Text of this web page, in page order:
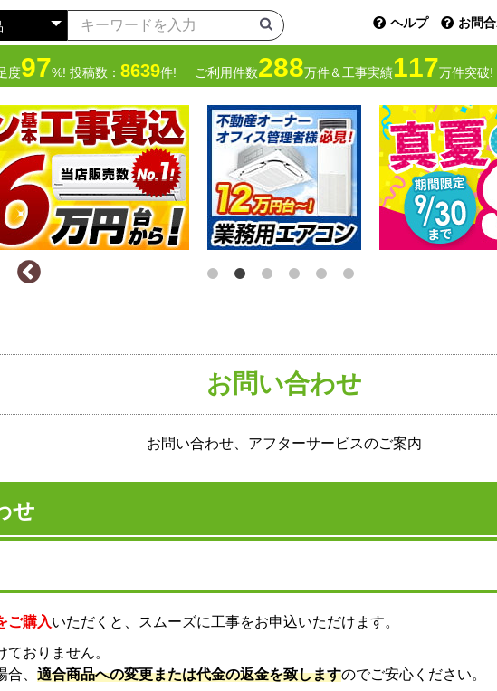
ヘルプ お問
度97%! 投稿数： 8639件! ご利用件数288万件＆工事実績117万件突破!
お問い合わせ
お問い合わせ、アフターサービスのご案内
せ
ご購入いただくと、スムーズに工事をお申込いただけます。
おりません。
、 適合商品への変更または代金の返金を致しますのでご安心ください。